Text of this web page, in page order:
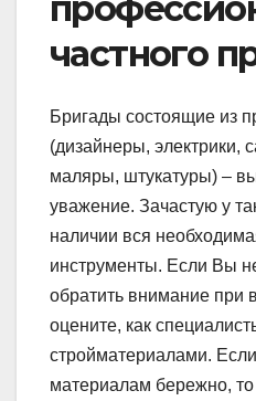
частного
Бригады состоящие из
(дизайнеры, электрики,
маляры, штукатуры) –
уважение. Зачастую у
наличии вся
инструменты. Если Вы
обратить внимание при
оцените, как
стройматериалами.
материалам бережно,